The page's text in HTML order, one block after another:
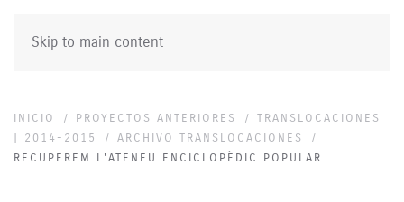
Skip to main content
INICIO PROYECTOS ANTERIORES
TRANSLOCACIONES
| 2014-2015
ARCHIVO TRANSLOCACIONES
RECUPEREM L'ATENEU ENCICLOPÈDIC POPULAR